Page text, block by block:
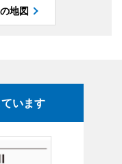
地図
います